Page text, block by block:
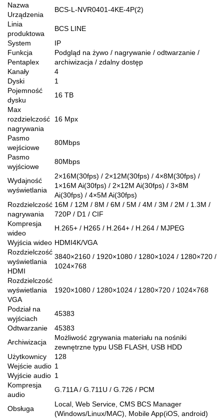
Nazwa
Urządzenia
BCS-L-NVR0401-4KE-4P(2)
Linia
produktowa
BCS LINE
System
IP
Funkcja
Pentaplex
Podgląd na żywo / nagrywanie / odtwarzanie /
archiwizacja / zdalny dostęp
Kanały
4
Dyski
1
Pojemność
dysku
16 TB
Max
rozdzielczość
nagrywania
16 Mpx
Pasmo
wejściowe
80Mbps
Pasmo
wyjściowe
80Mbps
Wydajność
wyświetlania
2×16M(30fps) / 2×12M(30fps) / 4×8M(30fps) /
1×16M Ai(30fps) / 2×12M Ai(30fps) / 3×8M
Ai(30fps) / 4×5M Ai(30fps)
Rozdzielczość
nagrywania
16M / 12M / 8M / 6M / 5M / 4M / 3M / 2M / 1.3M /
720P / D1 / CIF
Kompresja
wideo
H.265+ / H265 / H.264+ / H.264 / MJPEG
Wyjścia wideo HDMI4K/VGA
Rozdzielczość
wyświetlania
HDMI
3840×2160 / 1920×1080 / 1280×1024 / 1280×720 /
1024×768
Rozdzielczość
wyświetlania
VGA
1920×1080 / 1280×1024 / 1280×720 / 1024×768
Podział na
wyjściach
45383
Odtwarzanie
45383
Archiwizacja
Możliwość zgrywania materiału na nośniki
zewnętrzne typu USB FLASH, USB HDD
Użytkownicy
128
Wejście audio 1
Wyjście audio 1
Kompresja
audio
G.711A / G.711U / G.726 / PCM
Obsługa
Local, Web Service, CMS BCS Manager
(Windows/Linux/MAC), Mobile App(iOS, android)